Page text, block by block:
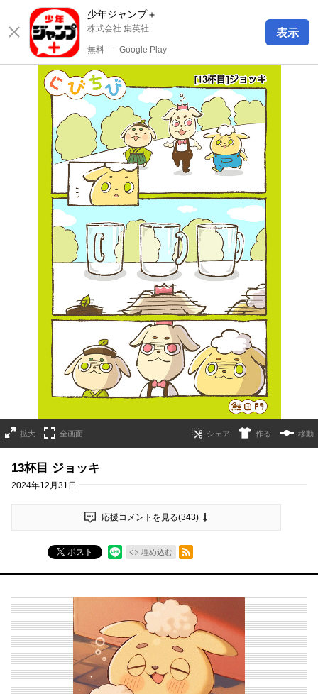
少年ジャンプ＋
株式会社 集英社
無料 ─ Google Play
表示
拡大 全画面 作る 移動
13杯目 ジョッキ
2024年12月31日
応援コメントを見る(343)
ポスト 埋め込む
RSSフィード